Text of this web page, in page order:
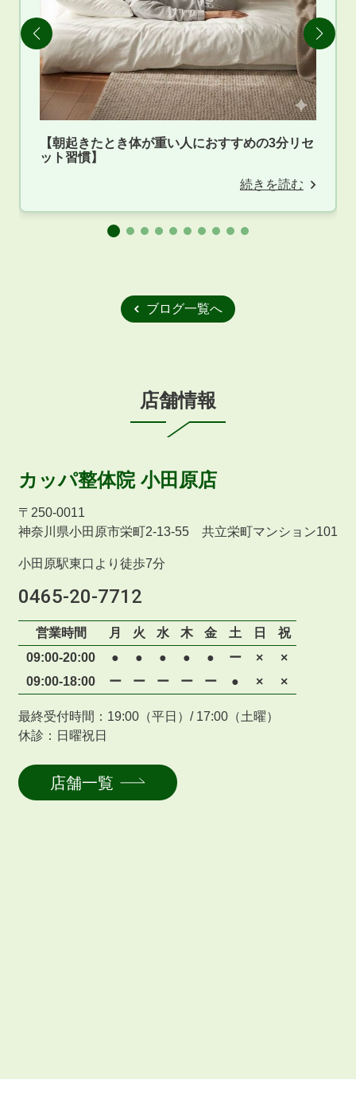
【朝起きたとき体が重い人におすすめの3分リセ
ット習慣】
続きを読む
ブログ一覧へ
店舗情報
カッパ整体院 小田原店
〒 250-0011
神奈川県小田原市栄町2-13-55 共立栄町マンション101
小田原駅東口より徒歩7分
0465-20-7712
営業時間 月 火 水 木 金 土 日
祝
09:00-20:00
● ● ● ● ● ー ×
×
09:00-18:00
ー ー ー ー ー ● × ×
最終受付時間：19:00（平日）/ 17:00（土曜）
休診：日曜祝日
店舗一覧